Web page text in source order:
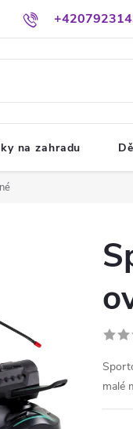
na zahradu
malé